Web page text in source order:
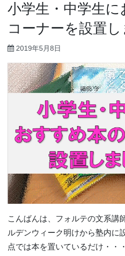
小学生・中学生
コーナーを設置し
2019年5月8日
こんばんは、フォルテの文系講
ルデンウィーク明けから塾内に
点では本を置いているだけ・・